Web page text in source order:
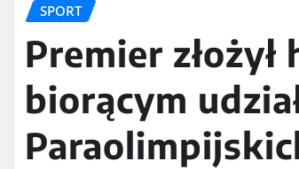
SPORT
Premier
biorącym